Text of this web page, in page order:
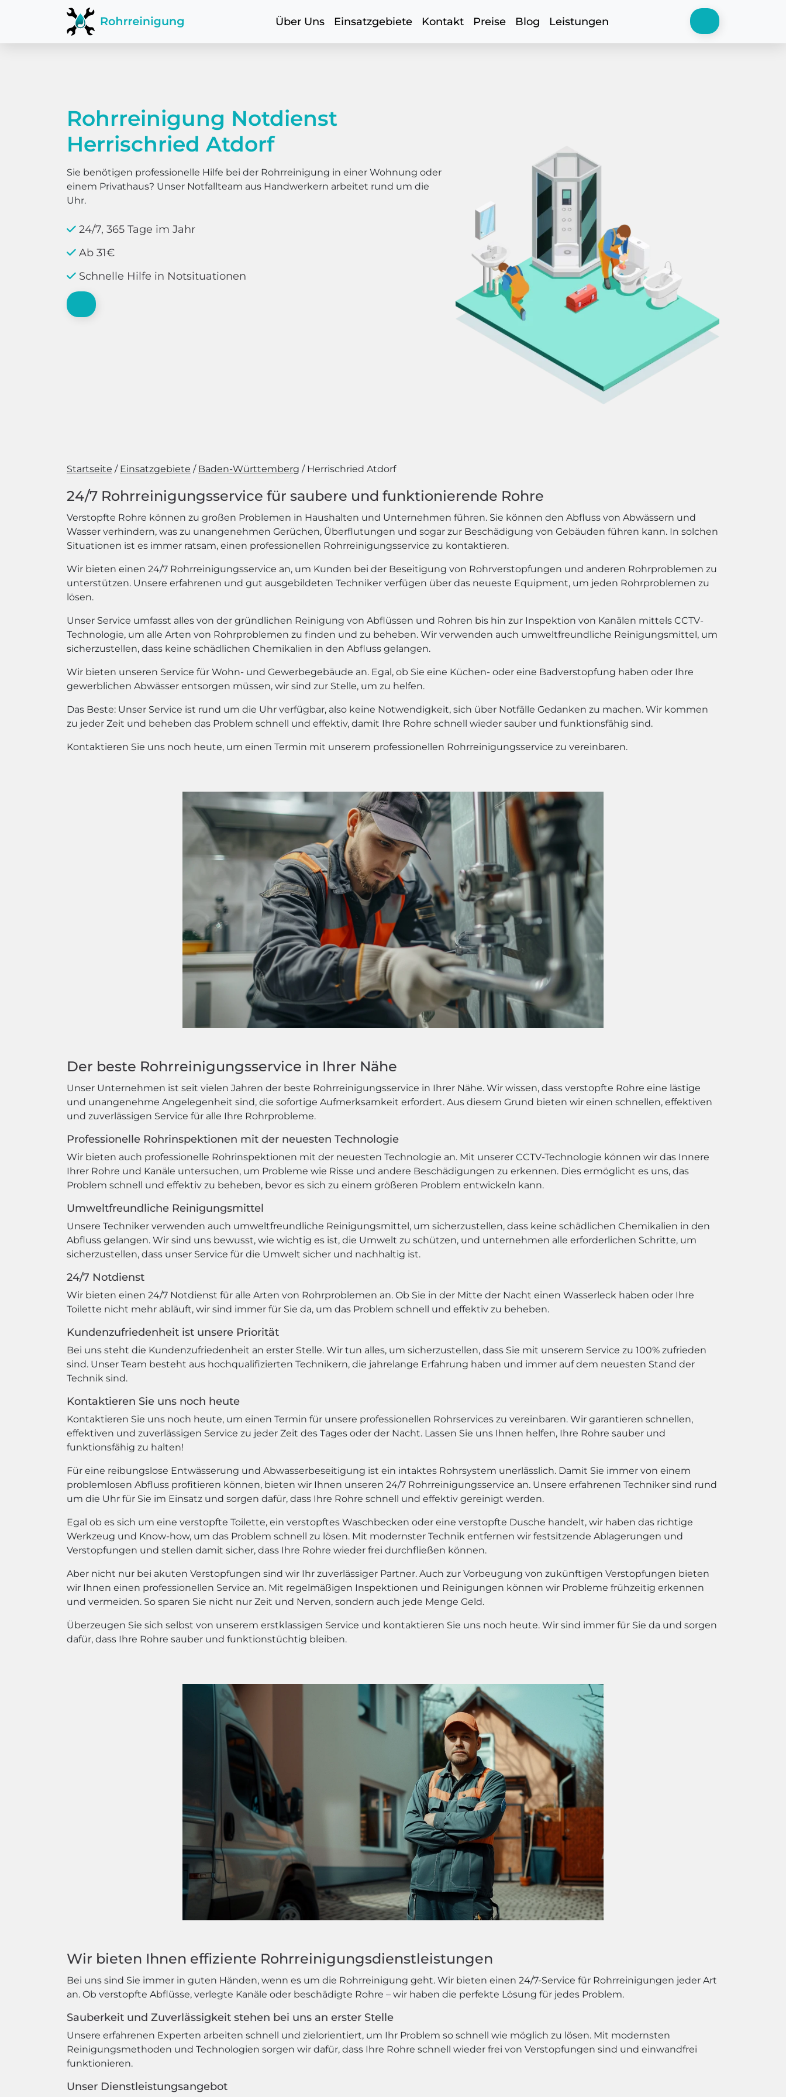
Über Uns Einsatzgebiete Kontakt Preise Blog Leistungen
Rohrreinigung Notdienst
Herrischried Atdorf
Sie benötigen professionelle Hilfe bei der Rohrreinigung in einer Wohnung oder
einem Privathaus? Unser Notfallteam aus Handwerkern arbeitet rund um die
Uhr.
24/7, 365 Tage im Jahr
Ab 31€
Schnelle Hilfe in Notsituationen
Startseite Einsatzgebiete Baden-Württemberg Herrischried Atdorf
24/7 Rohrreinigungsservice für saubere und funktionierende Rohre
Verstopfte Rohre können zu großen Problemen in Haushalten und Unternehmen führen. Sie können den Abfluss von Abwässern und
Wasser verhindern, was zu unangenehmen Gerüchen, Überflutungen und sogar zur Beschädigung von Gebäuden führen kann. In solchen
Situationen ist es immer ratsam, einen professionellen Rohrreinigungsservice zu kontaktieren.
Wir bieten einen 24/7 Rohrreinigungsservice an, um Kunden bei der Beseitigung von Rohrverstopfungen und anderen Rohrproblemen zu
unterstützen. Unsere erfahrenen und gut ausgebildeten Techniker verfügen über das neueste Equipment, um jeden Rohrproblemen zu
lösen.
Unser Service umfasst alles von der gründlichen Reinigung von Abflüssen und Rohren bis hin zur Inspektion von Kanälen mittels CCTV-
Technologie, um alle Arten von Rohrproblemen zu finden und zu beheben. Wir verwenden auch umweltfreundliche Reinigungsmittel, um
sicherzustellen, dass keine schädlichen Chemikalien in den Abfluss gelangen.
Wir bieten unseren Service für Wohn- und Gewerbegebäude an. Egal, ob Sie eine Küchen- oder eine Badverstopfung haben oder Ihre
gewerblichen Abwässer entsorgen müssen, wir sind zur Stelle, um zu helfen.
Das Beste: Unser Service ist rund um die Uhr verfügbar, also keine Notwendigkeit, sich über Notfälle Gedanken zu machen. Wir kommen
zu jeder Zeit und beheben das Problem schnell und effektiv, damit Ihre Rohre schnell wieder sauber und funktionsfähig sind.
Kontaktieren Sie uns noch heute, um einen Termin mit unserem professionellen Rohrreinigungsservice zu vereinbaren.
Der beste Rohrreinigungsservice in Ihrer Nähe
Unser Unternehmen ist seit vielen Jahren der beste Rohrreinigungsservice in Ihrer Nähe. Wir wissen, dass verstopfte Rohre eine lästige
und unangenehme Angelegenheit sind, die sofortige Aufmerksamkeit erfordert. Aus diesem Grund bieten wir einen schnellen, effektiven
und zuverlässigen Service für alle Ihre Rohrprobleme.
Professionelle Rohrinspektionen mit der neuesten Technologie
Wir bieten auch professionelle Rohrinspektionen mit der neuesten Technologie an. Mit unserer CCTV-Technologie können wir das Innere
Ihrer Rohre und Kanäle untersuchen, um Probleme wie Risse und andere Beschädigungen zu erkennen. Dies ermöglicht es uns, das
Problem schnell und effektiv zu beheben, bevor es sich zu einem größeren Problem entwickeln kann.
Umweltfreundliche Reinigungsmittel
Unsere Techniker verwenden auch umweltfreundliche Reinigungsmittel, um sicherzustellen, dass keine schädlichen Chemikalien in den
Abfluss gelangen. Wir sind uns bewusst, wie wichtig es ist, die Umwelt zu schützen, und unternehmen alle erforderlichen Schritte, um
sicherzustellen, dass unser Service für die Umwelt sicher und nachhaltig ist.
24/7 Notdienst
Wir bieten einen 24/7 Notdienst für alle Arten von Rohrproblemen an. Ob Sie in der Mitte der Nacht einen Wasserleck haben oder Ihre
Toilette nicht mehr abläuft, wir sind immer für Sie da, um das Problem schnell und effektiv zu beheben.
Kundenzufriedenheit ist unsere Priorität
Bei uns steht die Kundenzufriedenheit an erster Stelle. Wir tun alles, um sicherzustellen, dass Sie mit unserem Service zu 100% zufrieden
sind. Unser Team besteht aus hochqualifizierten Technikern, die jahrelange Erfahrung haben und immer auf dem neuesten Stand der
Technik sind.
Kontaktieren Sie uns noch heute
Kontaktieren Sie uns noch heute, um einen Termin für unsere professionellen Rohrservices zu vereinbaren. Wir garantieren schnellen,
effektiven und zuverlässigen Service zu jeder Zeit des Tages oder der Nacht. Lassen Sie uns Ihnen helfen, Ihre Rohre sauber und
funktionsfähig zu halten!
Für eine reibungslose Entwässerung und Abwasserbeseitigung ist ein intaktes Rohrsystem unerlässlich. Damit Sie immer von einem
problemlosen Abfluss profitieren können, bieten wir Ihnen unseren 24/7 Rohrreinigungsservice an. Unsere erfahrenen Techniker sind rund
um die Uhr für Sie im Einsatz und sorgen dafür, dass Ihre Rohre schnell und effektiv gereinigt werden.
Egal ob es sich um eine verstopfte Toilette, ein verstopftes Waschbecken oder eine verstopfte Dusche handelt, wir haben das richtige
Werkzeug und Know-how, um das Problem schnell zu lösen. Mit modernster Technik entfernen wir festsitzende Ablagerungen und
Verstopfungen und stellen damit sicher, dass Ihre Rohre wieder frei durchfließen können.
Aber nicht nur bei akuten Verstopfungen sind wir Ihr zuverlässiger Partner. Auch zur Vorbeugung von zukünftigen Verstopfungen bieten
wir Ihnen einen professionellen Service an. Mit regelmäßigen Inspektionen und Reinigungen können wir Probleme frühzeitig erkennen
und vermeiden. So sparen Sie nicht nur Zeit und Nerven, sondern auch jede Menge Geld.
Überzeugen Sie sich selbst von unserem erstklassigen Service und kontaktieren Sie uns noch heute. Wir sind immer für Sie da und sorgen
dafür, dass Ihre Rohre sauber und funktionstüchtig bleiben.
Wir bieten Ihnen effiziente Rohrreinigungsdienstleistungen
Bei uns sind Sie immer in guten Händen, wenn es um die Rohrreinigung geht. Wir bieten einen 24/7-Service für Rohrreinigungen jeder Art
an. Ob verstopfte Abflüsse, verlegte Kanäle oder beschädigte Rohre – wir haben die perfekte Lösung für jedes Problem.
Sauberkeit und Zuverlässigkeit stehen bei uns an erster Stelle
Unsere erfahrenen Experten arbeiten schnell und zielorientiert, um Ihr Problem so schnell wie möglich zu lösen. Mit modernsten
Reinigungsmethoden und Technologien sorgen wir dafür, dass Ihre Rohre schnell wieder frei von Verstopfungen sind und einwandfrei
funktionieren.
Unser Dienstleistungsangebot